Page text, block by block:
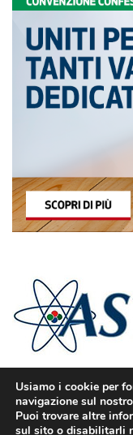
Usiamo i cookie per
navigazione sul
Puoi trovare altre
sul sito o disabilitarli